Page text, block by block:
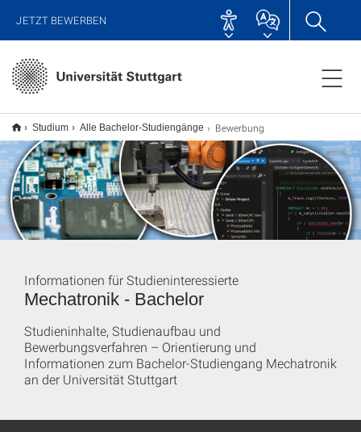
JETZT BEWERBEN
Studium Alle Bachelor-Studiengänge Bewerbung
Mechatronik - Bachelor
Informationen für Studieninteressierte
Studieninhalte, Studienaufbau und
Bewerbungsverfahren – Orientierung und
Informationen zum Bachelor-Studiengang Mechatronik
an der Universität Stuttgart